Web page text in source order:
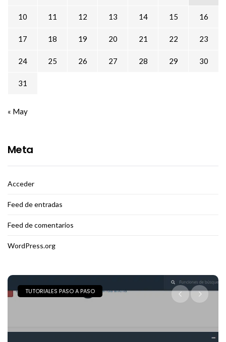
10 11 12 13 14 15 16
17 18 19 20 21 22 23
24 25 26 27 28 29 30
31
« May
Meta
Acceder
Feed de entradas
Feed de comentarios
WordPress.org
TRUCOS Y TIPS